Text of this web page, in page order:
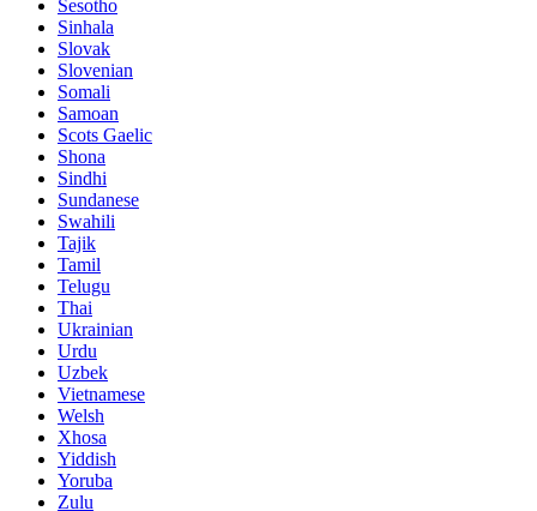
Sesotho
Sinhala
Slovak
Slovenian
Somali
Samoan
Scots Gaelic
Shona
Sindhi
Sundanese
Swahili
Tajik
Tamil
Telugu
Thai
Ukrainian
Urdu
Uzbek
Vietnamese
Welsh
Xhosa
Yiddish
Yoruba
Zulu